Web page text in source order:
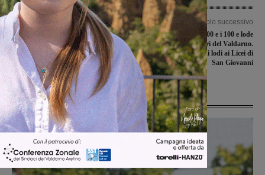
Articolo precedente
Al via “Estate a Terranuova e Loro
2020”: tanti gli appuntamenti
Articolo successivo
Maturità 2020, tutti i 100 e i 100 e lode
delle scuole superiori del Valdarno.
Maggior numero di lodi ai Licei di
San Giovanni
Ultime Notizie